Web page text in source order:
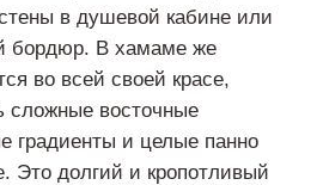
в душевой кабине или
бордюр. В хамаме же
во всей своей красе,
сложные восточные
градиенты и целые панно
Это долгий и кропотливый